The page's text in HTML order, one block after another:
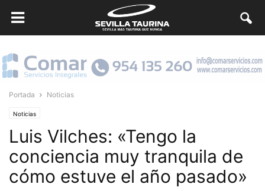
Portada Noticias
Noticias
Luis Vilches: «Tengo la
conciencia muy tranquila de
cómo estuve el año pasado»